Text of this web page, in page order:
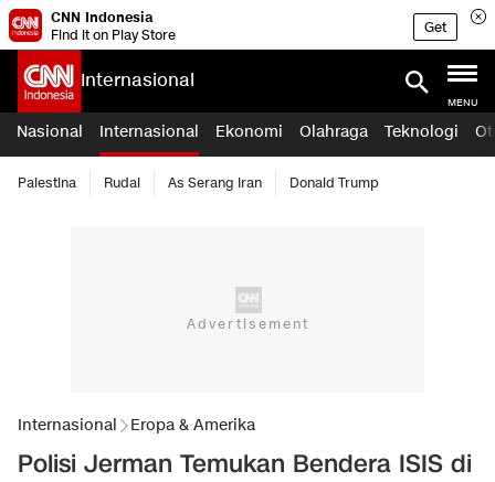
CNN Indonesia
Find it on Play Store
Get
Internasional
MENU
Nasional Internasional Ekonomi Olahraga Teknologi
Palestina Rudal As Serang Iran Donald Trump
Internasional Eropa & Amerika
Polisi Jerman Temukan Bendera ISIS di